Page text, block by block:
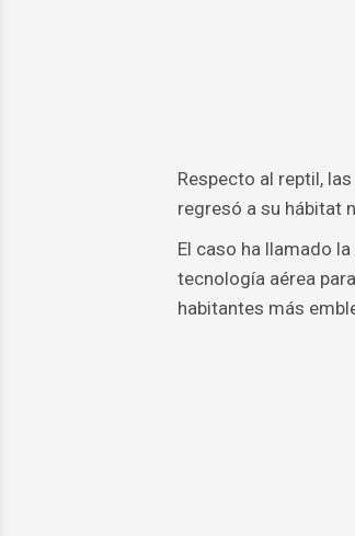
Respecto al reptil,
regresó a su hábitat
El caso ha llamado
tecnología aérea
habitantes más